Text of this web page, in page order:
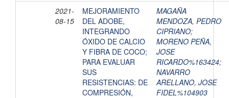
2021-
08-15
MEJORAMIENTO
DEL ADOBE,
INTEGRANDO
ÓXIDO DE CALCIO
Y FIBRA DE COCO;
PARA EVALUAR
SUS
RESISTENCIAS: DE
COMPRESIÓN,
MAGAÑA
MENDOZA, PEDRO
CIPRIANO;
MORENO PEÑA,
JOSE
RICARDO%163424;
NAVARRO
ARELLANO, JOSE
FIDEL%104903